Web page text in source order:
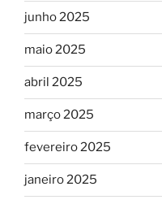
junho 2025
maio 2025
abril 2025
março 2025
fevereiro 2025
janeiro 2025